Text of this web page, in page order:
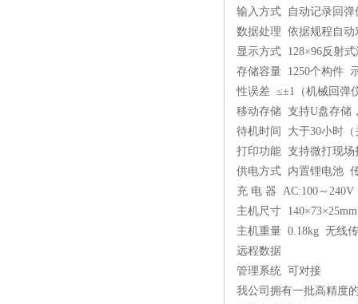
输入方式 自动记录回
数据处理 依据规程自
显示方式 128×96反射
存储容量 1250个构件
性误差 ≤±1（机械回弹
移动存储 支持U盘存储
待机时间 大于30小时
打印功能 支持微打现场
供电方式 内置锂电池
充 电 器 AC:100～
主机尺寸
主机重量 0.18kg 无线
远程数据
管理系统 可对接
我公司拥有一批高精度